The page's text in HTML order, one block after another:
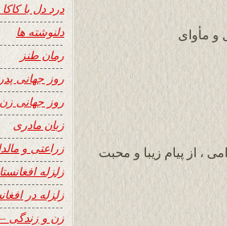
و مأوای
، از پیام زیبا و محبت
درد دل با
دلنوشته ها
رمان طنز
روز جهانی
روز جهانی زن
زبان مادری
زراعتی و
زلزله
زلزله در
زن و زندگی